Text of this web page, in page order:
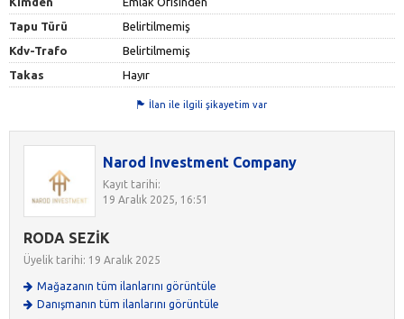
Tapu Türü
Belirtilmemiş
Kdv-Trafo
Belirtilmemiş
Takas
Hayır
İlan ile ilgili şikayetim var
Narod Investment Company
Kayıt tarihi:
19 Aralık 2025, 16:51
RODA SEZİK
Üyelik tarihi: 19 Aralık 2025
Mağazanın tüm ilanlarını görüntüle
Danışmanın tüm ilanlarını görüntüle